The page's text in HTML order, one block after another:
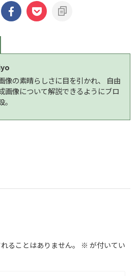
像の素晴らしさに目を引かれ、 自由
画像について解説できるようにブロ
ることはありません。 ※ が付いてい